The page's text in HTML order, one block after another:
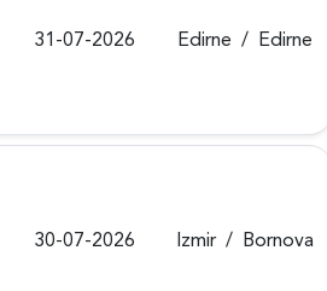
31-07-2026 Edirne / Edirne
30-07-2026 Izmir / Bornova